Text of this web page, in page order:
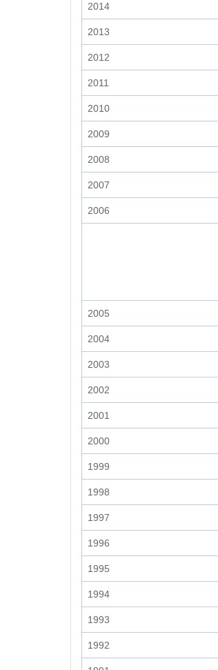
2014
2013
2012
2011
2010
2009
2008
2007
2006
2005
2004
2003
2002
2001
2000
1999
1998
1997
1996
1995
1994
1993
1992